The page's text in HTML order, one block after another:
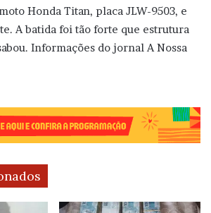
Honda Titan, placa JLW-9503, e
A batida foi tão forte que estrutura
Informações do jornal A Nossa